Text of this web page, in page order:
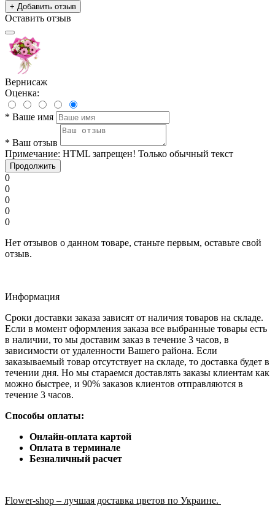
+ Добавить отзыв
Оставить отзыв
Вернисаж
Оценка:
* Ваше имя
* Ваш отзыв
Примечание: HTML запрещен! Только обычный текст
Продолжить
0
0
0
0
0
Нет отзывов о данном товаре, станьте первым, оставьте свой
отзыв.
Информация
Сроки доставки заказа зависят от наличия товаров на складе.
Если в момент оформления заказа все выбранные товары есть
в наличии, то мы доставим заказ в течение 3 часов, в
зависимости от удаленности Вашего района. Если
заказываемый товар отсутствует на складе, то доставка будет в
течении дня. Но мы стараемся доставлять заказы клиентам как
можно быстрее, и 90% заказов клиентов отправляются в
течение 3 часов.
Способы оплаты:
Онлайн-оплата картой
Оплата в терминале
Безналичный расчет
Flower-shop – лучшая доставка цветов по Украине.